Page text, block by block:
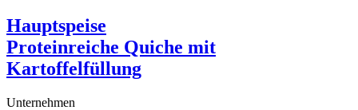
Hauptspeise
Proteinreiche Quiche mit
Kartoffelfüllung
Unternehmen